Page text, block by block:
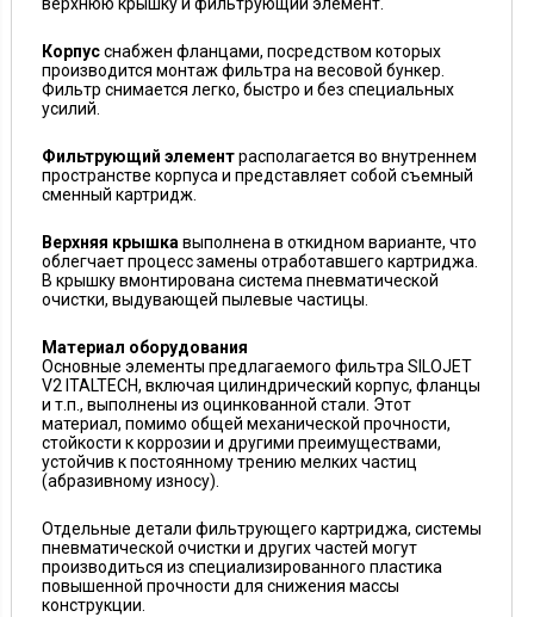
верхнюю крышку и фильтрующий элемент.
Корпусснабжен фланцами, посредством которых
производится монтаж фильтра на весовой бункер.
Фильтр снимается легко, быстро и без специальных
усилий.
Фильтрующий элементрасполагается во внутреннем
пространстве корпуса и представляет собой съемный
сменный картридж.
Верхняя крышкавыполнена в откидном варианте, что
облегчает процесс замены отработавшего картриджа.
В крышку вмонтирована система пневматической
очистки, выдувающей пылевые частицы.
Материал оборудования
Основные элементы предлагаемого фильтра SILOJET
V2 ITALTECH, включая цилиндрический корпус, фланцы
и т.п., выполнены из оцинкованной стали. Этот
материал, помимо общей механической прочности,
стойкости к коррозии и другими преимуществами,
устойчив к постоянному трению мелких частиц
(абразивному износу).
Отдельные детали фильтрующего картриджа, системы
пневматической очистки и других частей могут
производиться из специализированного пластика
повышенной прочности для снижения массы
конструкции.